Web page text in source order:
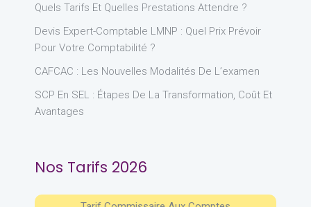
Quels Tarifs Et Quelles Prestations Attendre ?
Devis Expert-Comptable LMNP : Quel Prix Prévoir
Pour Votre Comptabilité ?
CAFCAC : Les Nouvelles Modalités De L’examen
SCP En SEL : Étapes De La Transformation, Coût Et
Avantages
Nos Tarifs 2026